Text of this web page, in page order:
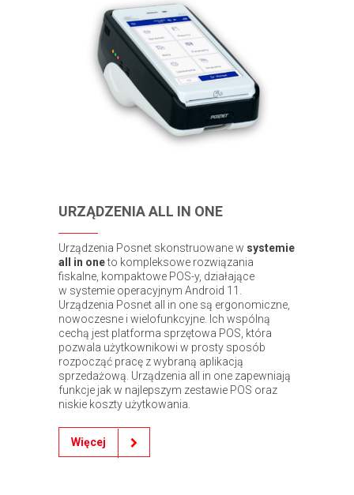
URZĄDZENIA ALL IN ONE
Urządzenia Posnet skonstruowane w systemie
all in oneto kompleksowe rozwiązania
fiskalne, kompaktowe POS-y, działające
w systemie operacyjnym Android 11.
Urządzenia Posnet all in one są ergonomiczne,
nowoczesne i wielofunkcyjne. Ich wspólną
cechą jest platforma sprzętowa POS, która
pozwala użytkownikowi w prosty sposób
rozpocząć pracę z wybraną aplikacją
sprzedażową. Urządzenia all in one zapewniają
funkcje jak w najlepszym zestawie POS oraz
niskie koszty użytkowania.
Więcej